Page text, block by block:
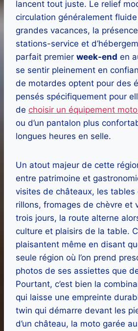
lancent tout juste. Le relief
circulation généralement
grandes vacances, la
stations-service et
parfait premier week-end en
se sentir pleinement en
de motardes optent pour des
pensés spécifiquement pour
de choisir un équipement
ou d’un pantalon plus
longues heures en selle.
Un atout majeur de cette
entre patrimoine et
visites de châteaux, les
rillons, fromages de chèvre et
trois jours, la route alterne
culture et plaisirs de la table.
plaisantent même en disant
seule région où l’on prend
photos de ses assiettes que
Pourtant, c’est bien la
qui laisse une empreinte
twin qui démarre devant les
d’un château, la moto garée